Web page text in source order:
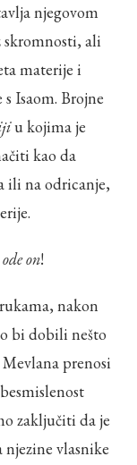
njegovom
skromnosti, ali
materije i
Isaom. Brojne
u kojima je
kao da
ili na odricanje,
on!
nakon
bi dobili nešto
prenosi
zaključiti da je
vlasnike